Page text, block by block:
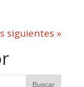
siguientes »